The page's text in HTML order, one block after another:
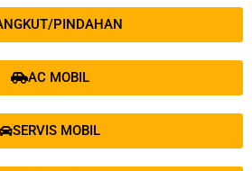
PINDAHAN
AC MOBIL
SERVIS MOBIL